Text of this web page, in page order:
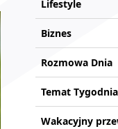
Lifestyle
Biznes
Rozmowa Dnia
Temat Tygodnia
Wakacyjny